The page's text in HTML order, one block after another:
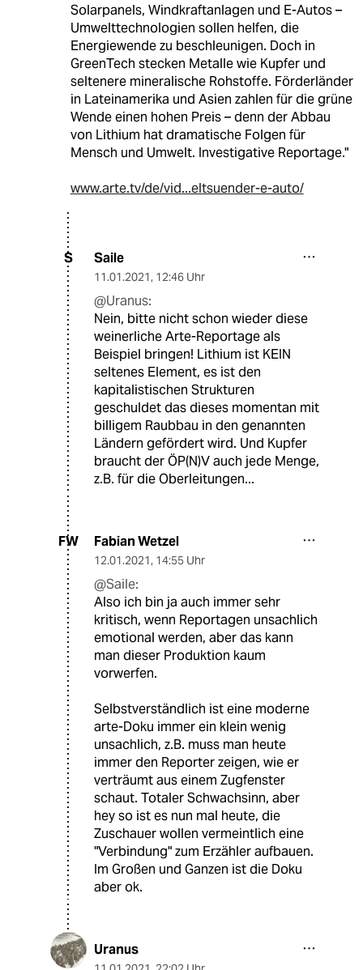
Solarpanels, Windkraftanlagen und E-Autos –
Umwelttechnologien sollen helfen, die
Energiewende zu beschleunigen. Doch in
GreenTech stecken Metalle wie Kupfer und
seltenere mineralische Rohstoffe. Förderländer
in Lateinamerika und Asien zahlen für die grüne
Wende einen hohen Preis – denn der Abbau
von Lithium hat dramatische Folgen für
Mensch und Umwelt. Investigative Reportage."
www.arte.tv/de/vid...eltsuender-e-auto/
S Saile
11.01.2021, 12:46 Uhr
@Uranus:
Nein, bitte nicht schon wieder diese
weinerliche Arte-Reportage als
Beispiel bringen! Lithium ist KEIN
seltenes Element, es ist den
kapitalistischen Strukturen
geschuldet das dieses momentan mit
billigem Raubbau in den genannten
Ländern gefördert wird. Und Kupfer
braucht der ÖP(N)V auch jede Menge,
z.B. für die Oberleitungen...
FW Fabian Wetzel
12.01.2021, 14:55 Uhr
@Saile:
Also ich bin ja auch immer sehr
kritisch, wenn Reportagen unsachlich
emotional werden, aber das kann
man dieser Produktion kaum
vorwerfen.
Selbstverständlich ist eine moderne
arte-Doku immer ein klein wenig
unsachlich, z.B. muss man heute
immer den Reporter zeigen, wie er
verträumt aus einem Zugfenster
schaut. Totaler Schwachsinn, aber
hey so ist es nun mal heute, die
Zuschauer wollen vermeintlich eine
"Verbindung" zum Erzähler aufbauen.
Im Großen und Ganzen ist die Doku
aber ok.
Uranus